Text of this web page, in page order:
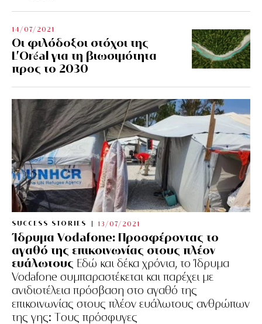
14/07/2021
Οι φιλόδοξοι στόχοι της
L’Oréal για τη βιωσιμότητα
προς το 2030
SUCCESS STORIES 13/07/2021
Ίδρυμα Vodafone: Προσφέροντας το
αγαθό της επικοινωνίας στους πλέον
ευάλωτους Εδώ και δέκα χρόνια, το Ίδρυμα
Vodafone συμπαραστέκεται και παρέχει με
ανιδιοτέλεια πρόσβαση στο αγαθό της
επικοινωνίας στους πλέον ευάλωτους ανθρώπων
της γης: Tους πρόσφυγες